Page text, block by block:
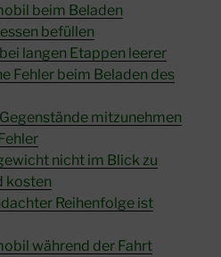
beim Beladen
befüllen
langen Etappen leerer
Fehler beim Beladen des
mitzunehmen
nicht im Blick zu
kosten
Reihenfolge ist
während der Fahrt